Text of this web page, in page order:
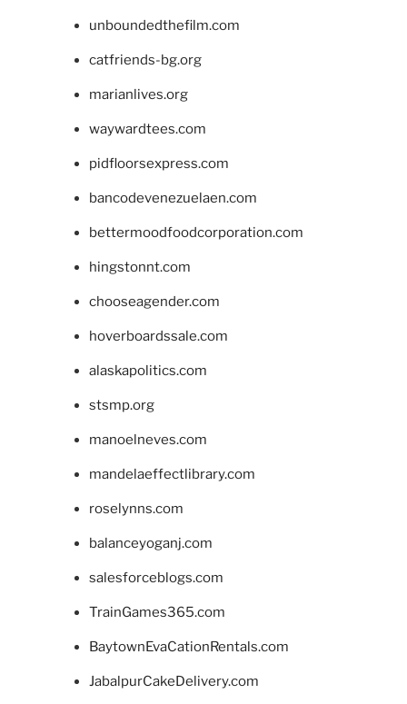
unboundedthefilm.com
catfriends-bg.org
marianlives.org
waywardtees.com
pidfloorsexpress.com
bancodevenezuelaen.com
bettermoodfoodcorporation.com
hingstonnt.com
chooseagender.com
hoverboardssale.com
alaskapolitics.com
stsmp.org
manoelneves.com
mandelaeffectlibrary.com
roselynns.com
balanceyoganj.com
salesforceblogs.com
TrainGames365.com
BaytownEvaCationRentals.com
JabalpurCakeDelivery.com